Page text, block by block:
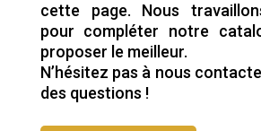
cette page. Nous
pour compléter notre
proposer le meilleur.
N’hésitez pas à nous
des questions !